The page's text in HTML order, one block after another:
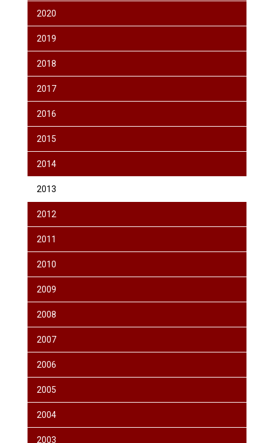
2020
2019
2018
2017
2016
2015
2014
2013
2012
2011
2010
2009
2008
2007
2006
2005
2004
2003